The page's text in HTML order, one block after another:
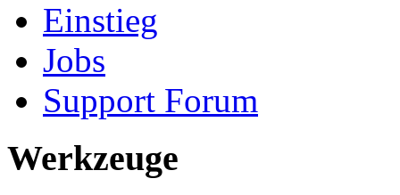
Einstieg
Jobs
Support Forum
Werkzeuge